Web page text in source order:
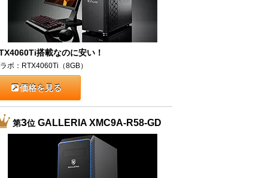
搭載なのに安い！
ボ：RTX4060Ti（8GB）
価格を見る
第3位GALLERIA XMC9A-R58-GD